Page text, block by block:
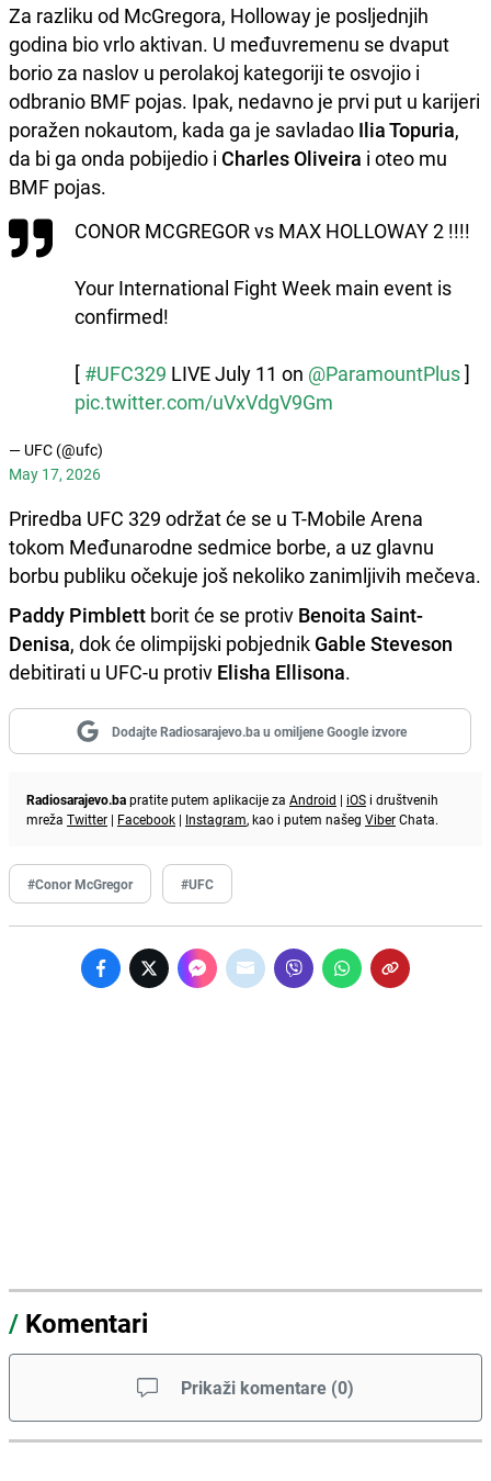
Za razliku od McGregora, Holloway je posljednjih
godina bio vrlo aktivan. U međuvremenu se dvaput
borio za naslov u perolakoj kategoriji te osvojio i
odbranio BMF pojas. Ipak, nedavno je prvi put u karijeri
poražen nokautom, kada ga je savladao Ilia Topuria,
da bi ga onda pobijedio i Charles Oliveira i oteo mu
BMF pojas.
CONOR MCGREGOR vs MAX HOLLOWAY 2 !!!!
Your International Fight Week main event is
confirmed!
[ #UFC329 LIVE July 11 on @ParamountPlus]
pic.twitter.com/uVxVdgV9Gm
— UFC (@ufc)
May 17, 2026
Priredba UFC 329 održat će se u T-Mobile Arena
tokom Međunarodne sedmice borbe, a uz glavnu
borbu publiku očekuje još nekoliko zanimljivih mečeva.
Paddy Pimblett borit će se protiv Benoita Saint-
Denisa, dok će olimpijski pobjednik Gable Steveson
debitirati u UFC-u protiv Elisha Ellisona.
Dodajte Radiosarajevo.ba u omiljene Google izvore
Radiosarajevo.bapratite putem aplikacije za Android | iOS i društvenih
mreža Twitter | Facebook | Instagram, kao i putem našeg ViberChata.
#Conor McGregor #UFC
/ Komentari
Prikaži komentare (0)